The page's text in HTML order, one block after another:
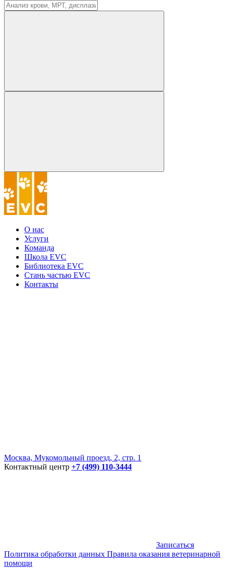
О нас
Услуги
Команда
Школа EVC
Библиотека EVC
Стань частью EVC
Контакты
Москва, Мукомольный проезд, 2, стр. 1
Контактный центр +7 (499) 110-3444
Записаться
Политика обработки данных Правила оказания ветеринарной
помощи